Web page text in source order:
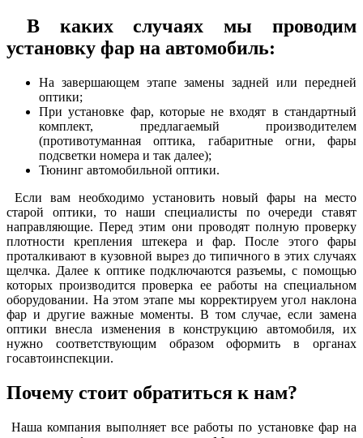
В каких случаях мы проводим
установку фар на автомобиль:
На завершающем этапе замены задней или передней
оптики;
При установке фар, которые не входят в стандартный
комплект, предлагаемый производителем
(противотуманная оптика, габаритные огни, фары
подсветки номера и так далее);
Тюнинг автомобильной оптики.
Если вам необходимо установить новый фары на место
старой оптики, то наши специалисты по очереди ставят
направляющие. Перед этим они проводят полную проверку
плотности крепления штекера и фар. После этого фары
проталкивают в кузовной вырез до типичного в этих случаях
щелчка. Далее к оптике подключаются разъемы, с помощью
которых производится проверка ее работы на специальном
оборудовании. На этом этапе мы корректируем угол наклона
фар и другие важные моменты. В том случае, если замена
оптики внесла изменения в конструкцию автомобиля, их
нужно соответствующим образом оформить в органах
госавтоинспекции.
Почему стоит обратиться к нам?
Наша компания выполняет все работы по установке фар на